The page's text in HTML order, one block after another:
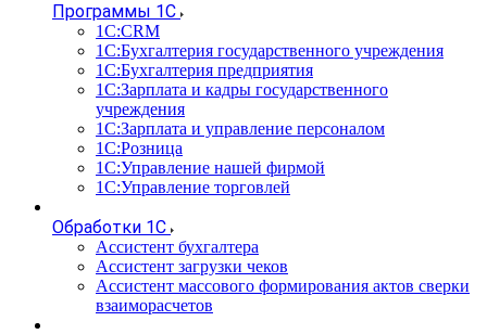
Программы 1С
1С:CRM
1С:Бухгалтерия государственного учреждения
1С:Бухгалтерия предприятия
1С:Зарплата и кадры государственного
учреждения
1С:Зарплата и управление персоналом
1С:Розница
1С:Управление нашей фирмой
1С:Управление торговлей
Обработки 1С
Ассистент бухгалтера
Ассистент загрузки чеков
Ассистент массового формирования актов сверки
взаиморасчетов